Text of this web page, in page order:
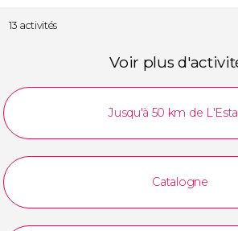
13 activités
Voir plus
Jusqu'à 50 km de
Catalogne